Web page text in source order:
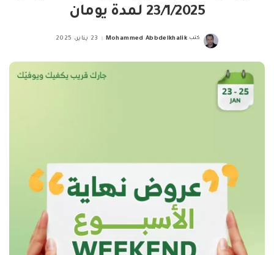
23/1/2025 لمدة يومان
Posted
كتب Mohammed Abbdelkhalik 23 يناير، 2025